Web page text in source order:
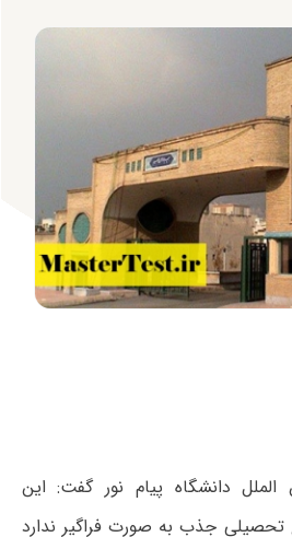
دانشگاه پیام نور گفت: این
تحصیلی جذب به صورت فراگیر ندارد